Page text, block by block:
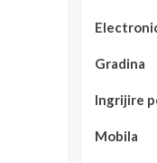
Gradina
Ingrijire
Mobila